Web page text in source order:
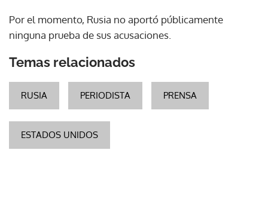
Por el momento, Rusia no aportó públicamente
ninguna prueba de sus acusaciones.
Temas relacionados
RUSIA PERIODISTA PRENSA
ESTADOS UNIDOS